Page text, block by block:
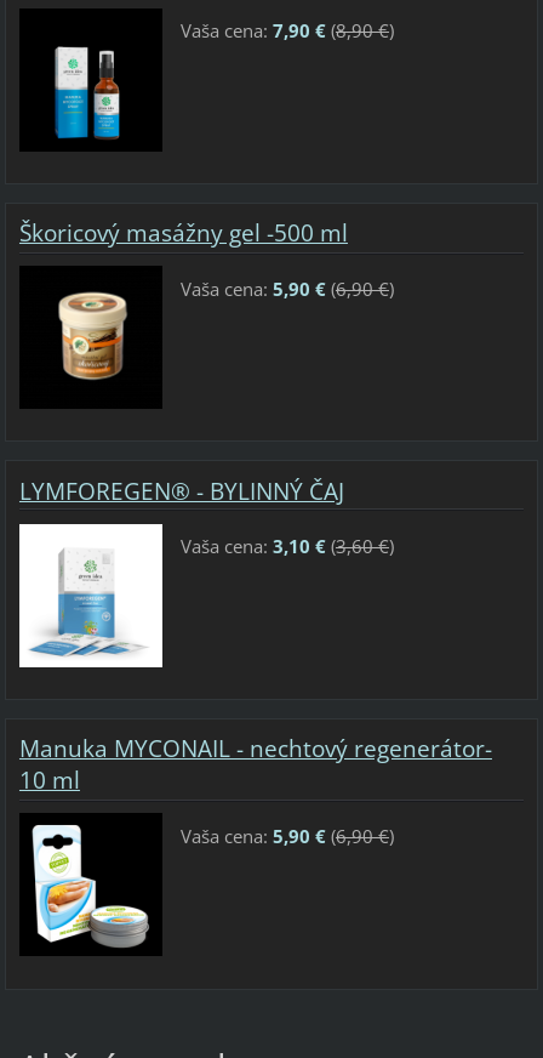
Vaša cena: 7,90 €(8,90 €)
Škoricový masážny gel -500 ml
Vaša cena: 5,90 €(6,90 €)
LYMFOREGEN® - BYLINNÝ ČAJ
Vaša cena: 3,10 €(3,60 €)
Manuka MYCONAIL - nechtový regenerátor-
10 ml
Vaša cena: 5,90 €(6,90 €)